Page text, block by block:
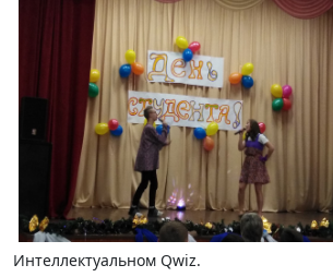
Интеллектуальном Qwiz.